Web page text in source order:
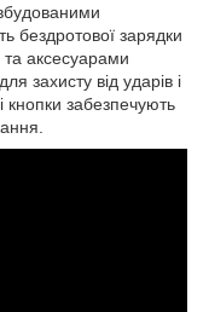
бездротової зарядки
та аксесуарами
захисту від ударів і
кнопки забезпечують